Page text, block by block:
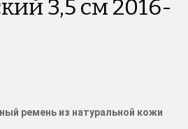
3,5 см 2016-
ремень из натуральной кожи